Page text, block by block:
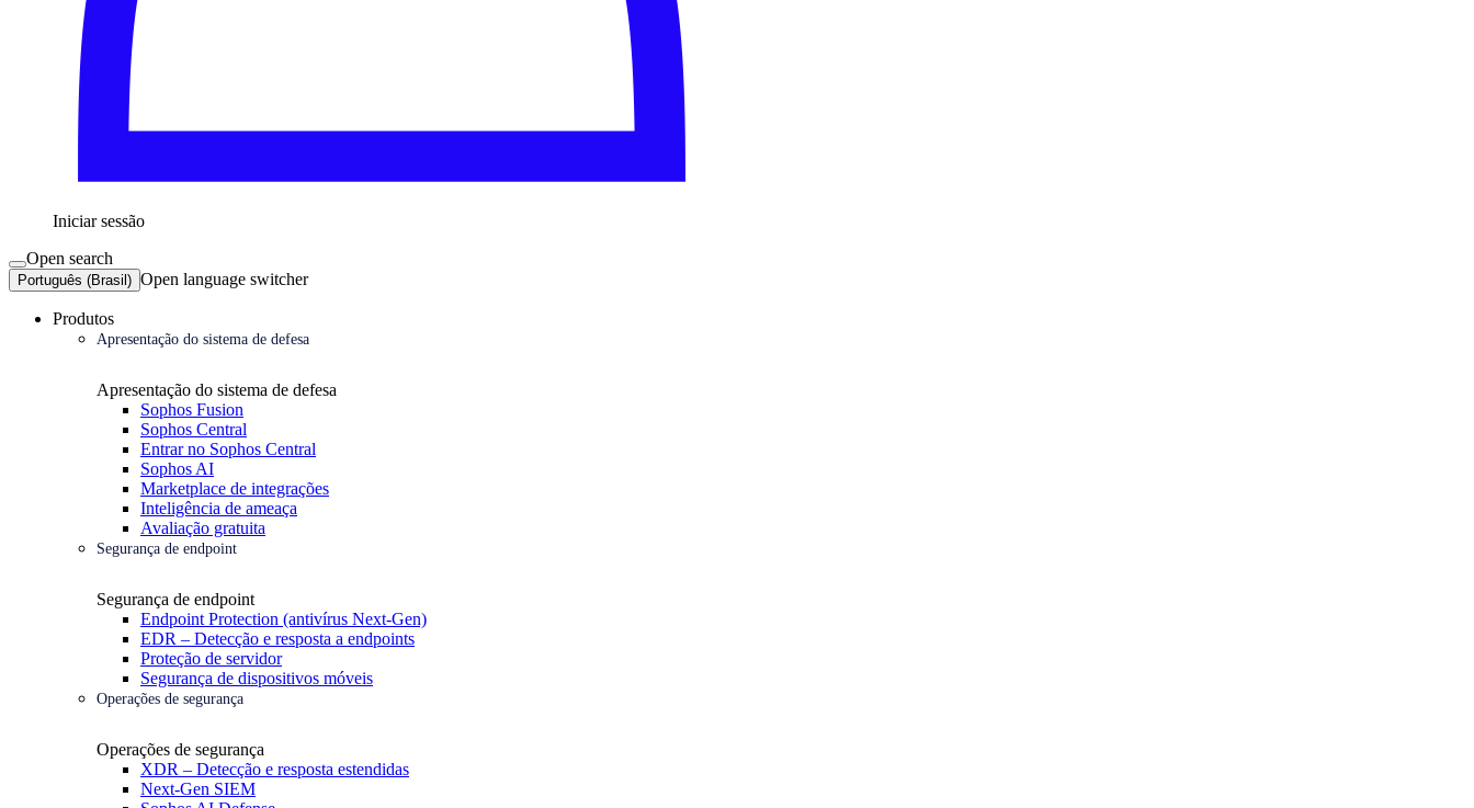
Iniciar sessão
Open search
Português (Brasil) Open language switcher
Produtos
Apresentação do sistema de defesa
Apresentação do sistema de defesa
Sophos Fusion
Sophos Central
Entrar no Sophos Central
Sophos AI
Marketplace de integrações
Inteligência de ameaça
Avaliação gratuita
Segurança de endpoint
Segurança de endpoint
Endpoint Protection (antivírus Next-Gen)
EDR – Detecção e resposta a endpoints
Proteção de servidor
Segurança de dispositivos móveis
Operações de segurança
Operações de segurança
XDR – Detecção e resposta estendidas
Next-Gen SIEM